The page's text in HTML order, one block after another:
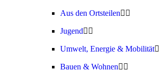
Aus den Ortsteilen
Jugend
Umwelt, Energie & Mobilität
Bauen & Wohnen